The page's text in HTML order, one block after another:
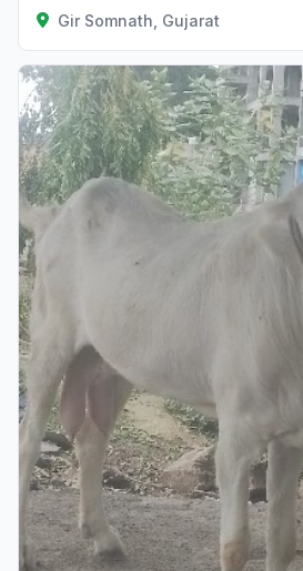
Gir Somnath, Gujarat